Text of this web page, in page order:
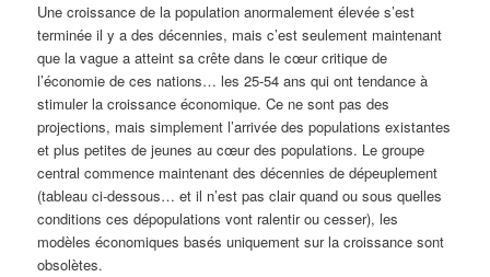
Une croissance de la population anormalement élevée s’est
terminée il y a des décennies, mais c’est seulement maintenant
que la vague a atteint sa crête dans le cœur critique de
l’économie de ces nations… les 25-54 ans qui ont tendance à
stimuler la croissance économique. Ce ne sont pas des
projections, mais simplement l’arrivée des populations existantes
et plus petites de jeunes au cœur des populations. Le groupe
central commence maintenant des décennies de dépeuplement
(tableau ci-dessous… et il n’est pas clair quand ou sous quelles
conditions ces dépopulations vont ralentir ou cesser), les
modèles économiques basés uniquement sur la croissance sont
obsolètes.